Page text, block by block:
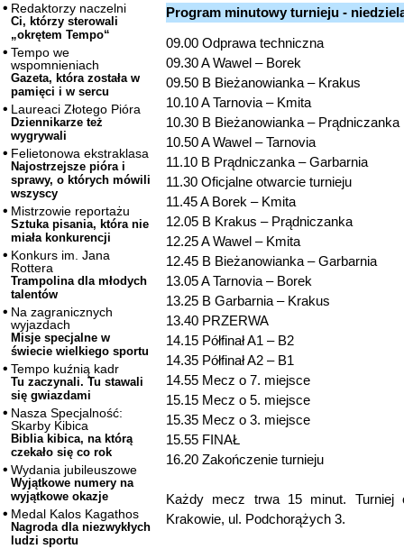
Redaktorzy naczelni
Ci, którzy sterowali
„okrętem Tempo“
Tempo we
wspomnieniach
Gazeta, która została w
pamięci i w sercu
Laureaci Złotego Pióra
Dziennikarze też
wygrywali
Felietonowa ekstraklasa
Najostrzejsze pióra i
sprawy, o których mówili
wszyscy
Mistrzowie reportażu
Sztuka pisania, która nie
miała konkurencji
Konkurs im. Jana
Rottera
Trampolina dla młodych
talentów
Na zagranicznych
wyjazdach
Misje specjalne w
świecie wielkiego sportu
Tempo kuźnią kadr
Tu zaczynali. Tu stawali
się gwiazdami
Nasza Specjalność:
Skarby Kibica
Biblia kibica, na którą
czekało się co rok
Wydania jubileuszowe
Wyjątkowe numery na
wyjątkowe okazje
Medal Kalos Kagathos
Nagroda dla niezwykłych
ludzi sportu
Program minutowy turnieju -
09.00 Odprawa techniczna
09.30 A Wawel – Borek
09.50 B Bieżanowianka – Krakus
10.10 A Tarnovia – Kmita
10.30 B Bieżanowianka – Prądniczanka
10.50 A Wawel – Tarnovia
11.10 B Prądniczanka – Garbarnia
11.30 Oficjalne otwarcie turnieju
11.45 A Borek – Kmita
12.05 B Krakus – Prądniczanka
12.25 A Wawel – Kmita
12.45 B Bieżanowianka – Garbarnia
13.05 A Tarnovia – Borek
13.25 B Garbarnia – Krakus
13.40 PRZERWA
14.15 Półfinał A1 – B2
14.35 Półfinał A2 – B1
14.55 Mecz o 7. miejsce
15.15 Mecz o 5. miejsce
15.35 Mecz o 3. miejsce
15.55 FINAŁ
16.20 Zakończenie turnieju
Każdy mecz trwa 15 minut.
Krakowie, ul. Podchorążych 3.